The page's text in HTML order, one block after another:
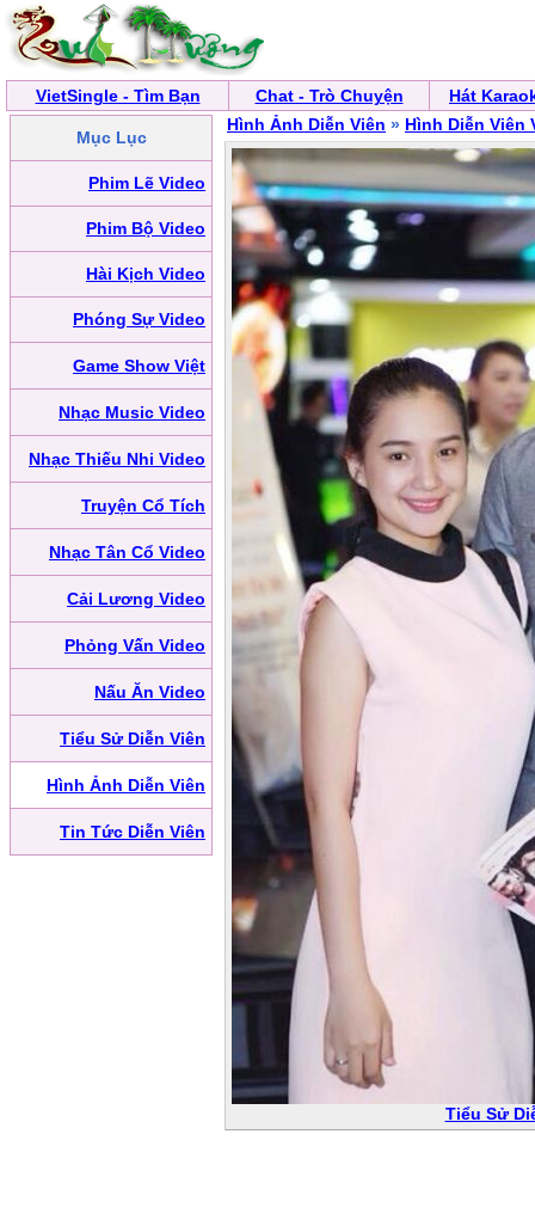
VietSingle - Tìm Bạn Chat - Trò Chuyện Hát
Mục Lục
Phim Lẽ Video
Phim Bộ Video
Hài Kịch Video
Phóng Sự Video
Game Show Việt
Nhạc Music Video
Nhạc Thiếu Nhi Video
Truyện Cổ Tích
Nhạc Tân Cổ Video
Cải Lương Video
Phỏng Vấn Video
Nấu Ăn Video
Tiểu Sử Diễn Viên
Hình Ảnh Diễn Viên
Tin Tức Diễn Viên
Hình Ảnh Diễn Viên » Hình Diễn Viên
Tiểu Sử